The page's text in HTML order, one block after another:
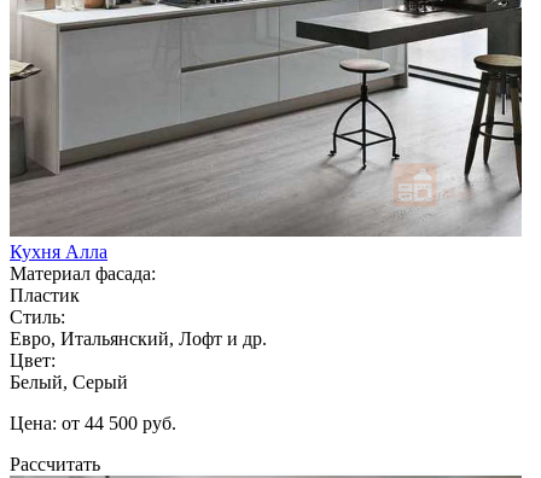
Кухня Алла
Материал фасада:
Пластик
Стиль:
Евро, Итальянский, Лофт и др.
Цвет:
Белый, Серый
Цена: от 44 500 руб.
Рассчитать